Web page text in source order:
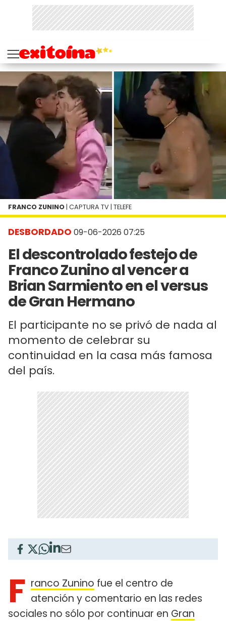
DESBORDADO 09-06-2026 07:25
El descontrolado festejo de
Franco Zunino al vencer a
Brian Sarmiento en el versus
de Gran Hermano
El participante no se privó de nada al
momento de celebrar su
continuidad en la casa más famosa
del país.
FRANCO ZUNINO | CAPTURA TV | TELEFE
F ranco Zunino fue el centro de
atención y comentario en las redes
sociales no sólo por continuar en Gran